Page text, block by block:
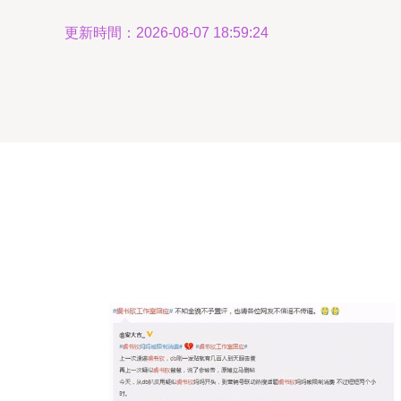
更新時間：2026-08-07 18:59:24